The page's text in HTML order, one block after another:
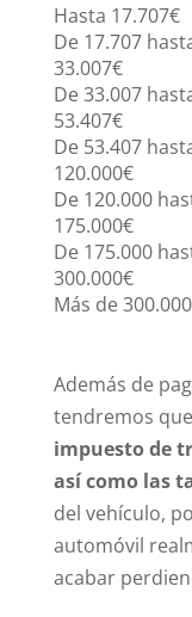
Hasta 17.707€
De 17.707
33.007€
De 33.007
53.407€
De 53.407
120.000€
De 120.000
175.000€
De 175.000
300.000€
Más de
Además de
tendremos
impuesto de
así como las
del vehículo,
automóvil
acabar